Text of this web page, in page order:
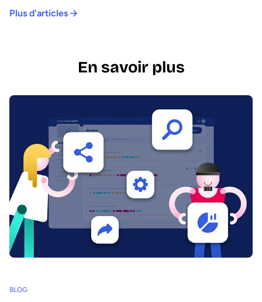
Plus d'articles
En savoir plus
BLOG